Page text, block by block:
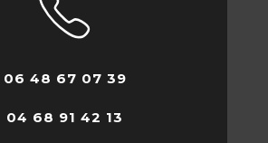
06 48 67 07 39
04 68 91 42 13